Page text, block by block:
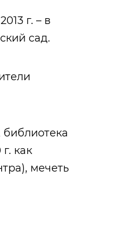
г. – в
сад.
как
мечеть